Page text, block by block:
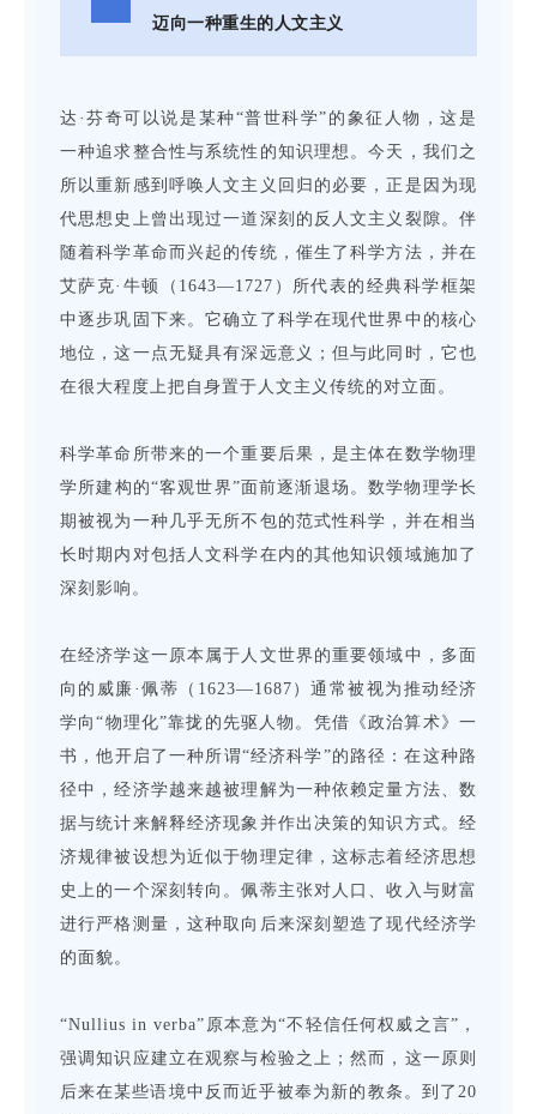
迈向一种重生的人文主义
达·芬奇可以说是某种“普世科学”的象征人物，这是
一种追求整合性与系统性的知识理想。今天，我们之
所以重新感到呼唤人文主义回归的必要，正是因为现
代思想史上曾出现过一道深刻的反人文主义裂隙。伴
随着科学革命而兴起的传统，催生了科学方法，并在
艾萨克·牛顿（1643—1727）所代表的经典科学框架
中逐步巩固下来。它确立了科学在现代世界中的核心
地位，这一点无疑具有深远意义；但与此同时，它也
在很大程度上把自身置于人文主义传统的对立面。
科学革命所带来的一个重要后果，是主体在数学物理
学所建构的“客观世界”面前逐渐退场。数学物理学长
期被视为一种几乎无所不包的范式性科学，并在相当
长时期内对包括人文科学在内的其他知识领域施加了
深刻影响。
在经济学这一原本属于人文世界的重要领域中，多面
向的威廉·佩蒂（1623—1687）通常被视为推动经济
学向“物理化”靠拢的先驱人物。凭借《政治算术》一
书，他开启了一种所谓“经济科学”的路径：在这种路
径中，经济学越来越被理解为一种依赖定量方法、数
据与统计来解释经济现象并作出决策的知识方式。经
济规律被设想为近似于物理定律，这标志着经济思想
史上的一个深刻转向。佩蒂主张对人口、收入与财富
进行严格测量，这种取向后来深刻塑造了现代经济学
的面貌。
“Nullius in verba”原本意为“不轻信任何权威之言”，
强调知识应建立在观察与检验之上；然而，这一原则
后来在某些语境中反而近乎被奉为新的教条。到了20